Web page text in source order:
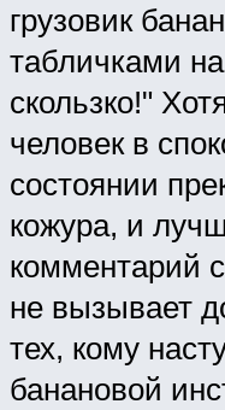
грузовик
табличками
скользко!"
человек в
состоянии
кожура, и
комментарий
не вызывает
тех, кому
банановой